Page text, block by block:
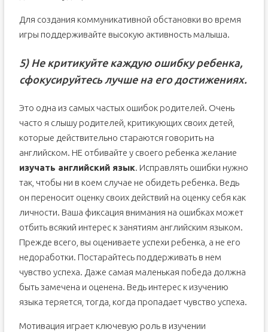
Для создания коммуникативной обстановки во время
игры поддерживайте высокую активность малыша.
5) Не критикуйте каждую ошибку ребенка,
сфокусируйтесь лучше на его достижениях.
Это одна из самых частых ошибок родителей. Очень
часто я слышу родителей, критикующих своих детей,
которые действительно стараются говорить на
английском. НЕ отбивайте у своего ребенка желание
изучать английский язык. Исправлять ошибки нужно
так, чтобы ни в коем случае не обидеть ребенка. Ведь
он переносит оценку своих действий на оценку себя как
личности. Ваша фиксация внимания на ошибках может
отбить всякий интерес к занятиям английским языком.
Прежде всего, вы оцениваете успехи ребенка, а не его
недоработки. Постарайтесь поддерживать в нем
чувство успеха. Даже самая маленькая победа должна
быть замечена и оценена. Ведь интерес к изучению
языка теряется, тогда, когда пропадает чувство успеха.
Мотивация играет ключевую роль в изучении